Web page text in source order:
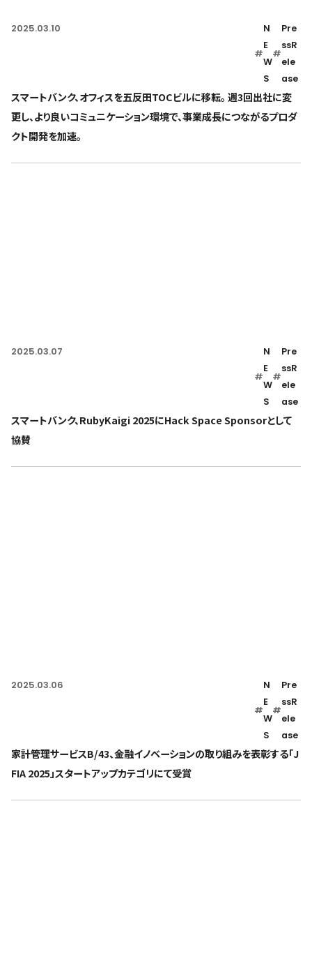
2025.03.10
#
N
E
W
S
#
Pre
ssR
ele
ase
スマートバンク、オフィスを五反田TOCビルに移転。 週3回出社に変
更し、より良いコミュニケーション環境で、事業成長につながるプロダ
クト開発を加速。
2025.03.07
#
N
E
W
S
#
Pre
ssR
ele
ase
スマートバンク、RubyKaigi 2025にHack Space Sponsorとして
協賛
2025.03.06
#
N
E
W
S
#
Pre
ssR
ele
ase
家計管理サービスB/43、金融イノベーションの取り組みを表彰する「J
FIA 2025」スタートアップカテゴリにて受賞